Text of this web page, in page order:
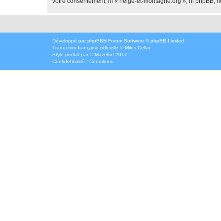
Développé par phpBB® Forum Software © phpBB Limited
Traduction française officielle ©Miles Cellar
Style proflat par ©Mazeltof 2017
Confidentialité | Conditions